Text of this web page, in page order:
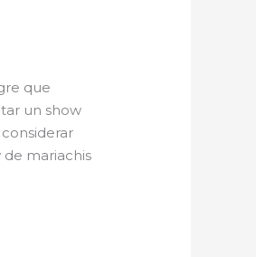
que
un show
mariachis